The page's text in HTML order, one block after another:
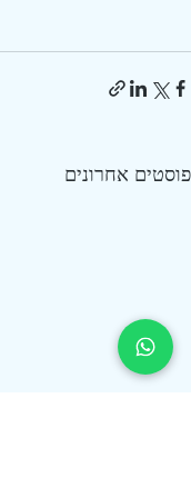
פוסטים אחרונים